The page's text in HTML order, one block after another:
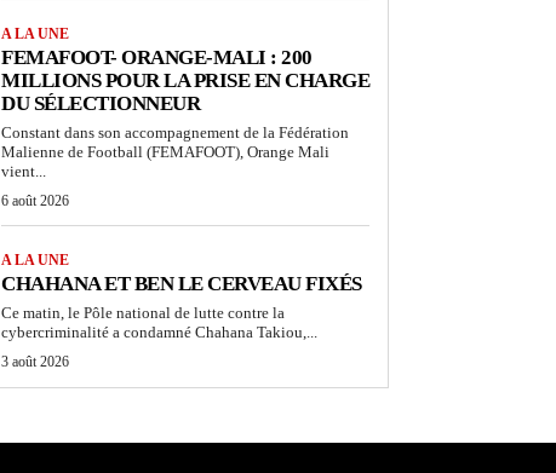
A LA UNE
FEMAFOOT- ORANGE-MALI : 200
MILLIONS POUR LA PRISE EN CHARGE
DU SÉLECTIONNEUR
Constant dans son accompagnement de la Fédération
Malienne de Football (FEMAFOOT), Orange Mali
vient...
6 août 2026
A LA UNE
CHAHANA ET BEN LE CERVEAU FIXÉS
Ce matin, le Pôle national de lutte contre la
cybercriminalité a condamné Chahana Takiou,...
3 août 2026